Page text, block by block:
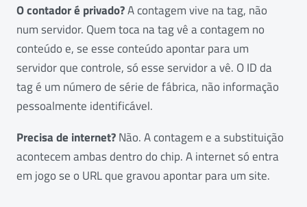
O contador é privado?A contagem vive na tag, não
num servidor. Quem toca na tag vê a contagem no
conteúdo e, se esse conteúdo apontar para um
servidor que controle, só esse servidor a vê. O ID da
tag é um número de série de fábrica, não informação
pessoalmente identificável.
Precisa de internet?Não. A contagem e a substituição
acontecem ambas dentro do chip. A internet só entra
em jogo se o URL que gravou apontar para um site.